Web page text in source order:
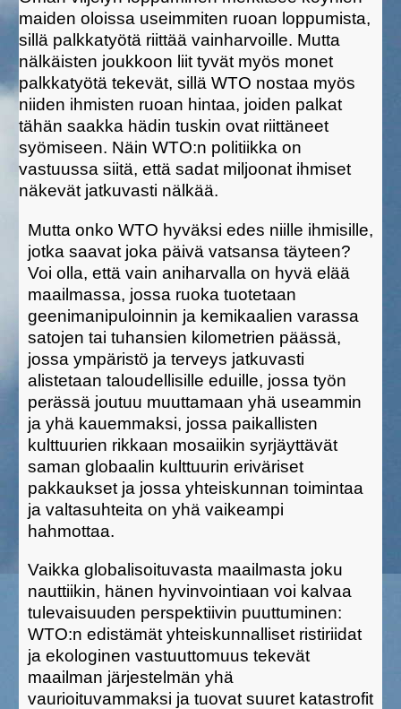
maiden oloissa useimmiten ruoan loppumista,
sillä palkkatyötä riittää vainharvoille. Mutta
nälkäisten joukkoon liit tyvät myös monet
palkkatyötä tekevät, sillä WTO nostaa myös
niiden ihmisten ruoan hintaa, joiden palkat
tähän saakka hädin tuskin ovat riittäneet
syömiseen. Näin WTO:n politiikka on
vastuussa siitä, että sadat miljoonat ihmiset
näkevät jatkuvasti nälkää.
Mutta onko WTO hyväksi edes niille ihmisille,
jotka saavat joka päivä vatsansa täyteen?
Voi olla, että vain aniharvalla on hyvä elää
maailmassa, jossa ruoka tuotetaan
geenimanipuloinnin ja kemikaalien varassa
satojen tai tuhansien kilometrien päässä,
jossa ympäristö ja terveys jatkuvasti
alistetaan taloudellisille eduille, jossa työn
perässä joutuu muuttamaan yhä useammin
ja yhä kauemmaksi, jossa paikallisten
kulttuurien rikkaan mosaiikin syrjäyttävät
saman globaalin kulttuurin eriväriset
pakkaukset ja jossa yhteiskunnan toimintaa
ja valtasuhteita on yhä vaikeampi
hahmottaa.
Vaikka globalisoituvasta maailmasta joku
nauttiikin, hänen hyvinvointiaan voi kalvaa
tulevaisuuden perspektiivin puuttuminen:
WTO:n edistämät yhteiskunnalliset ristiriidat
ja ekologinen vastuuttomuus tekevät
maailman järjestelmän yhä
vaurioituvammaksi ja tuovat suuret katastrofit